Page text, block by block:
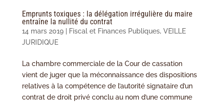
Emprunts toxiques : la délégation irrégulière du maire
entraîne la nullité du contrat
14 mars 2019| Fiscal et Finances Publiques, VEILLE
JURIDIQUE
La chambre commerciale de la Cour de cassation
vient de juger que la méconnaissance des dispositions
relatives à la compétence de l’autorité signataire d’un
contrat de droit privé conclu au nom d’une commune